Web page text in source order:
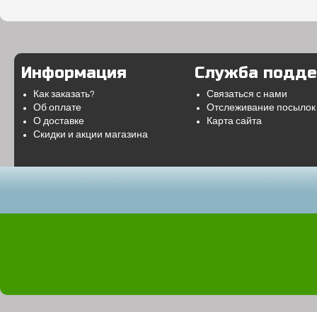
Информация
Как заказать?
Об оплате
О доставке
Скидки и акции магазина
Служба
Связаться с нами
Отслеживание посылок
Карта сайта